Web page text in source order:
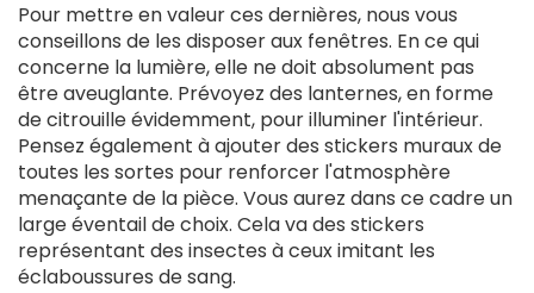
Pour mettre en valeur ces dernières, nous vous
conseillons de les disposer aux fenêtres. En ce qui
concerne la lumière, elle ne doit absolument pas
être aveuglante. Prévoyez des lanternes, en forme
de citrouille évidemment, pour illuminer l'intérieur.
Pensez également à ajouter des stickers muraux de
toutes les sortes pour renforcer l'atmosphère
menaçante de la pièce. Vous aurez dans ce cadre un
large éventail de choix. Cela va des stickers
représentant des insectes à ceux imitant les
éclaboussures de sang.